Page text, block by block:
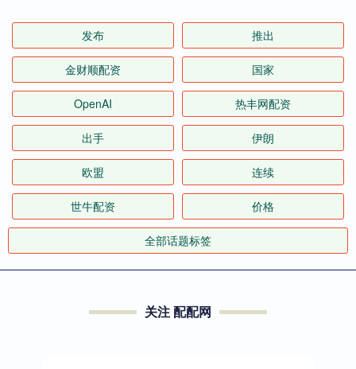
发布 推出
金财顺配资 国家
OpenAI 热丰网配资
出手 伊朗
欧盟 连续
世牛配资 价格
全部话题标签
关注 配配网